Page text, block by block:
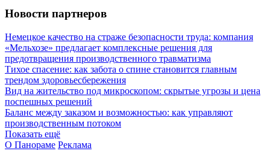
Новости партнеров
Немецкое качество на страже безопасности труда: компания
«Мельхозе» предлагает комплексные решения для
предотвращения производственного травматизма
Тихое спасение: как забота о спине становится главным
трендом здоровьесбережения
Вид на жительство под микроскопом: скрытые угрозы и цена
поспешных решений
Баланс между заказом и возможностью: как управляют
производственным потоком
Показать ещё
О Панораме Реклама